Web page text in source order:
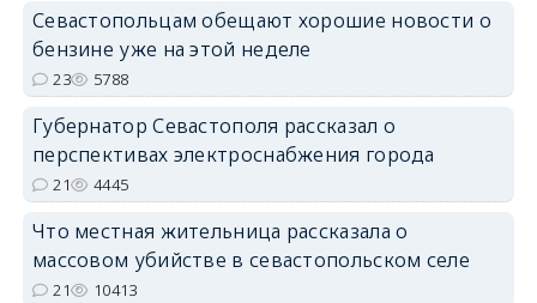
Севастопольцам обещают хорошие новости о
бензине уже на этой неделе
23 5788
Губернатор Севастополя рассказал о
перспективах электроснабжения города
21 4445
Что местная жительница рассказала о
массовом убийстве в севастопольском селе
21 10413